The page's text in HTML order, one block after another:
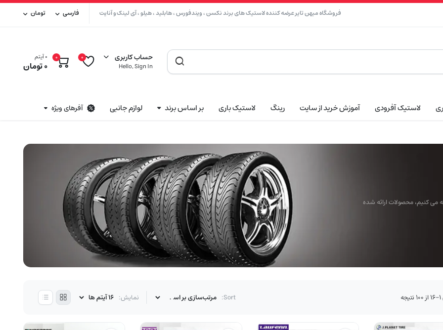
فروشگاه میهن تایر عرضه کننده لاستیک های برند نکسن ، ویندفورس ، هابلید ، هیلو ، آی لینک و آنایت فارسی تومان
حساب کاربری
Hello, Sign In
0 ۰ ۰ آیتم
۰تومان
لاستیک آفرودی آموزش خرید از سایت رینگ لاستیک باری بر اساس برند لوازم جانبی آفرهای ویژه
می کنیم، محصولات ارائه شده
قیمت:
Sort: نمایش: